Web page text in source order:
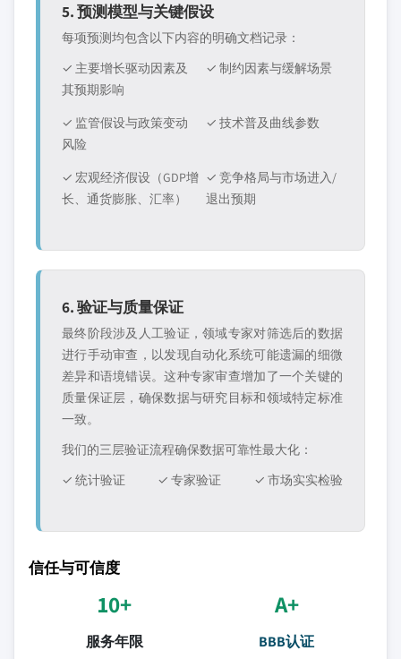
5. 预测模型与关键假设
每项预测均包含以下内容的明确文档记录：
✓ 主要增长驱动因素及
其预期影响
✓ 制约因素与缓解场景
✓ 监管假设与政策变动
风险
✓ 技术普及曲线参数
✓ 宏观经济假设（GDP增
长、通货膨胀、汇率）
✓ 竞争格局与市场进入/
退出预期
6. 验证与质量保证
最终阶段涉及人工验证，领域专家对筛选后的数据
进行手动审查，以发现自动化系统可能遗漏的细微
差异和语境错误。这种专家审查增加了一个关键的
质量保证层，确保数据与研究目标和领域特定标准
一致。
我们的三层验证流程确保数据可靠性最大化：
✓ 统计验证
✓ 专家验证 ✓ 市场实实检验
信任与可信度
10+
服务年限
A+
BBB认证